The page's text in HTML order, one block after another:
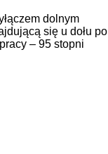
dolnym
się u dołu po
– 95 stopni